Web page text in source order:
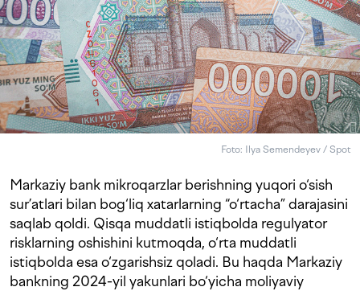
Foto: Ilya Semendeyev / Spot
Markaziy bank mikroqarzlar berishning yuqori o‘sish
sur’atlari bilan bog‘liq xatarlarning “o‘rtacha” darajasini
saqlab qoldi. Qisqa muddatli istiqbolda regulyator
risklarning oshishini kutmoqda, o‘rta muddatli
istiqbolda esa o‘zgarishsiz qoladi. Bu haqda Markaziy
bankning 2024-yil yakunlari bo‘yicha moliyaviy